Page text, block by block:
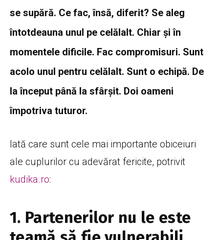
se supără. Ce fac, însă, diferit? Se aleg
întotdeauna unul pe celălalt. Chiar și în
momentele dificile. Fac compromisuri. Sunt
acolo unul pentru celălalt. Sunt o echipă. De
la început până la sfârșit. Doi oameni
împotriva tuturor.
Iată care sunt cele mai importante obiceiuri
ale cuplurilor cu adevărat fericite, potrivit
kudika.ro:
1. Partenerilor nu le este